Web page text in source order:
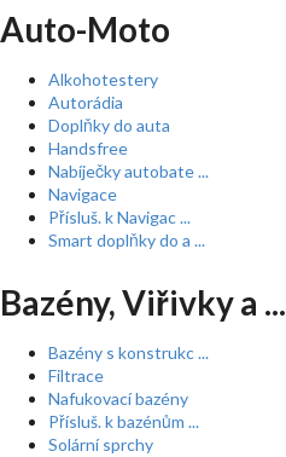
Auto-Moto
Alkohotestery
Autorádia
Doplňky do auta
Handsfree
Nabíječky autobate ...
Navigace
Přísluš. k Navigac ...
Smart doplňky do a ...
Bazény, Viřivky a ...
Bazény s konstrukc ...
Filtrace
Nafukovací bazény
Přísluš. k bazénům ...
Solární sprchy